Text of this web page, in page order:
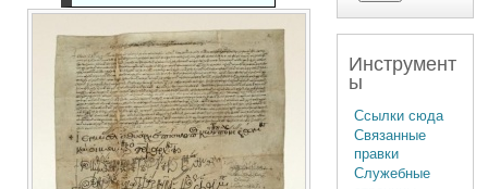
Инструмент
ы
Ссылки сюда
Связанные
правки
Служебные